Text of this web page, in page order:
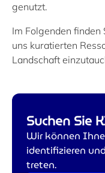
genutzt.
Im Folgenden finden
uns kuratierten
Landschaft
Suchen Sie
Wir können
identifizieren
treten.